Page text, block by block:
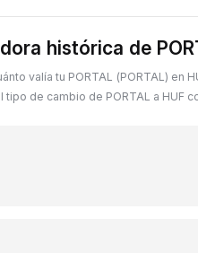
histórica de
valía tu PORTAL (PORTAL) en
tipo de cambio de PORTAL a HUF